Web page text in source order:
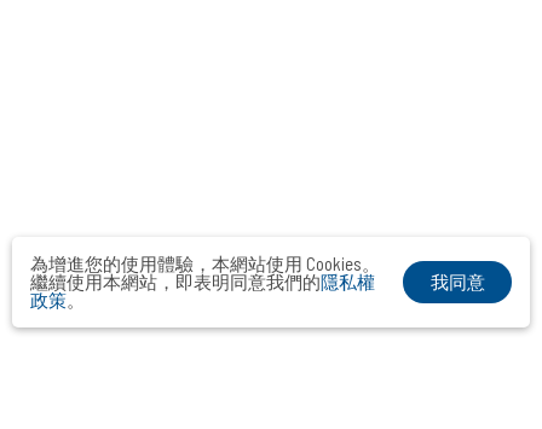
為增進您的使用體驗，本網站使用 Cookies。
繼續使用本網站，即表明同意我們的隱私權
政策。
我同意